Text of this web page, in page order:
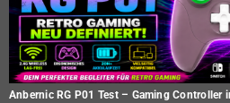
Anbernic RG P01 Test – Gaming Controller